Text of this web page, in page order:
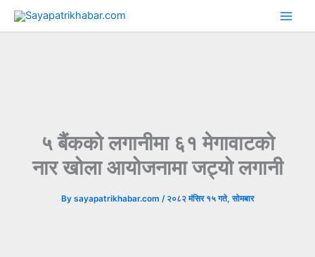
Skip
५ बैंकको लगानीमा ६१ मेगावाटको
नार खोला आयोजनामा जट्यो लगानी
By sayapatrikhabar.com / २०८२ मंसिर १५ गते, सोमबार